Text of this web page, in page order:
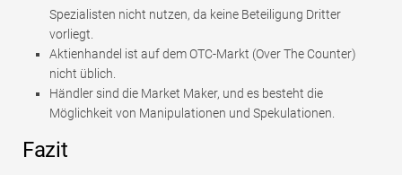
Spezialisten nicht nutzen, da keine Beteiligung Dritter
vorliegt.
Aktienhandel ist auf dem OTC-Markt (Over The Counter)
nicht üblich.
Händler sind die Market Maker, und es besteht die
Möglichkeit von Manipulationen und Spekulationen.
Fazit